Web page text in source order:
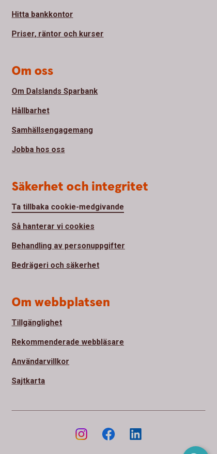
Hitta bankkontor
Priser, räntor och kurser
Om oss
Om Dalslands Sparbank
Hållbarhet
Samhällsengagemang
Jobba hos oss
Säkerhet och integritet
Ta tillbaka cookie-medgivande
Så hanterar vi cookies
Behandling av personuppgifter
Bedrägeri och säkerhet
Om webbplatsen
Tillgänglighet
Rekommenderade webbläsare
Användarvillkor
Sajtkarta